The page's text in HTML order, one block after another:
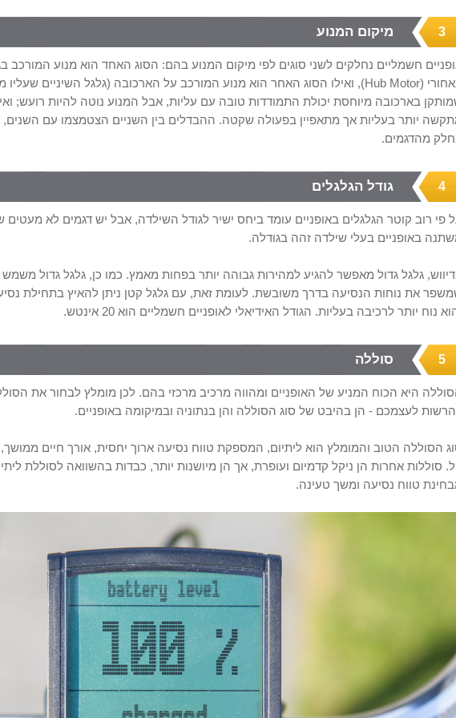
3 מיקום המנוע
חשמליים נחלקים לשני סוגים לפי מיקום המנוע בהם: הסוג האחד הוא מנוע המורכב
(
Hub Motor), ואילו הסוג האחר הוא מנוע המורכב על הארכובה (גלגל השיניים שעליו
בארכובה מיוחסת יכולת התמודדות טובה עם עליות, אבל המנוע נוטה להיות רועש;
יותר בעליות אך מתאפיין בפעולה שקטה. ההבדלים בין השניים הצטמצמו עם השנים,
מהדגמים.
4 גודל הגלגלים
פי רוב קוטר הגלגלים באופניים עומד ביחס ישיר לגודל השילדה, אבל יש דגמים לא
באופניים בעלי שילדה זהה בגודלה.
גלגל גדול מאפשר להגיע למהירות גבוהה יותר בפחות מאמץ. כמו כן, גלגל גדול משמש
את נוחות הנסיעה בדרך משובשת. לעומת זאת, עם גלגל קטן ניתן להאיץ בתחילת
נוח יותר לרכיבה בעליות. הגודל האידיאלי לאופניים חשמליים הוא 20 אינטש.
5 סוללה
היא הכוח המניע של האופניים ומהווה מרכיב מרכזי בהם. לכן מומלץ לבחור את
לעצמכם - הן בהיבט של סוג הסוללה והן בנתוניה ובמיקומה באופניים.
הסוללה הטוב והמומלץ הוא ליתיום, המספקת טווח נסיעה ארוך יחסית, אורך חיים
סוללות אחרות הן ניקל קדמיום ועופרת, אך הן מיושנות יותר, כבדות בהשוואה לסוללת
טווח נסיעה ומשך טעינה.